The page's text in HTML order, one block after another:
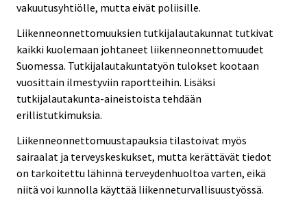
vakuutusyhtiölle, mutta eivät poliisille.
Liikenneonnettomuuksien tutkijalautakunnat tutkivat
kaikki kuolemaan johtaneet liikenneonnettomuudet
Suomessa. Tutkijalautakuntatyön tulokset kootaan
vuosittain ilmestyviin raportteihin. Lisäksi
tutkijalautakunta-aineistoista tehdään
erillistutkimuksia.
Liikenneonnettomuustapauksia tilastoivat myös
sairaalat ja terveyskeskukset, mutta kerättävät tiedot
on tarkoitettu lähinnä terveydenhuoltoa varten, eikä
niitä voi kunnolla käyttää liikenneturvallisuustyössä.